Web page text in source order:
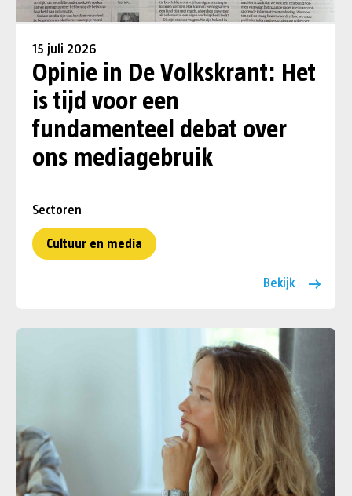
15 juli 2026
Opinie in De Volkskrant: Het
is tijd voor een
fundamenteel debat over
ons mediagebruik
Sectoren
Cultuur en media
Bekijk